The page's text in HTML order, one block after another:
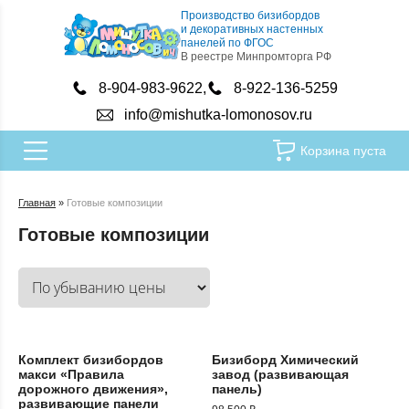
Производство бизибордов
и декоративных настенных
панелей по ФГОС
В реестре Минпромторга РФ
8-904-983-9622
8-922-136-5259
info@mishutka-lomonosov.ru
Корзина пуста
Главная » Готовые композиции
Готовые композиции
Комплект бизибордов
макси «Правила
дорожного движения»,
развивающие панели
Бизиборд Химический
завод (развивающая
панель)